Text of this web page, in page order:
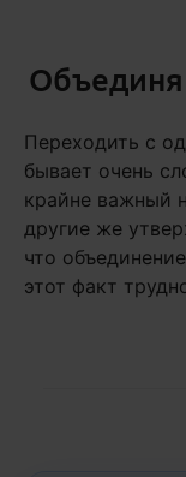
Переходить с
бывает очень
крайне важный
другие же
что
этот факт